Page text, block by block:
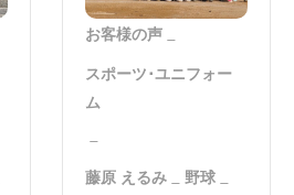
お客様の声
スポーツ･ユニフォー
ム
藤原 えるみ
野球